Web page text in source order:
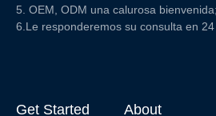
5. OEM, ODM una calurosa bienvenida;
6.Le responderemos su consulta en 24
Get Started About